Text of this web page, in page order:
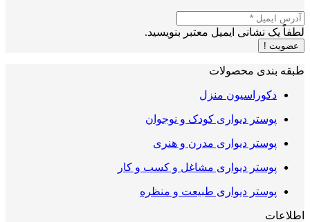
لطفاً یک نشانی ایمیل معتبر بنویسید.
عضویت !
طبقه بندی محصولات
دکوراسیون منزل
پوستر دیواری کودک و نوجوان
پوستر دیواری مدرن و هنری
پوستر دیواری مشاغل و کسب و کار
پوستر دیواری طبیعت و منظره
اطلاعات